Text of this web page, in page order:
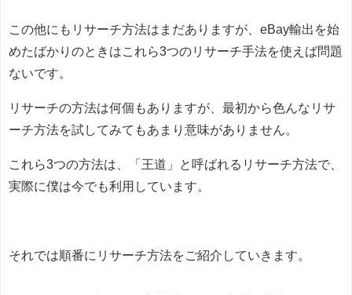
この他にもリサーチ方法はまだありますが、eBay輸出を始
めたばかりのときはこれら3つのリサーチ手法を使えば問題
ないです。
リサーチの方法は何個もありますが、最初から色んなリサ
ーチ方法を試してみてもあまり意味がありません。
これら3つの方法は、「王道」と呼ばれるリサーチ方法で、
実際に僕は今でも利用しています。
それでは順番にリサーチ方法をご紹介していきます。